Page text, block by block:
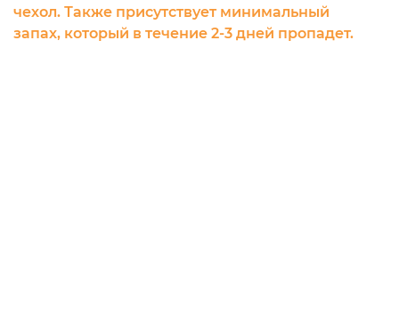
чехол. Также присутствует минимальный
запах, который в течение 2-3 дней пропадет.